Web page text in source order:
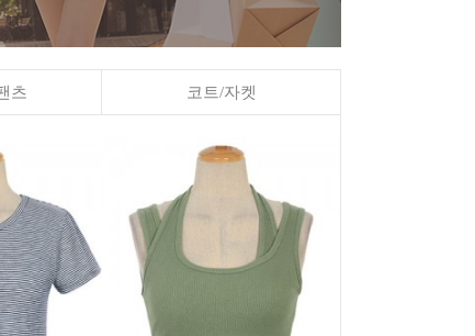
츠 코트/자켓